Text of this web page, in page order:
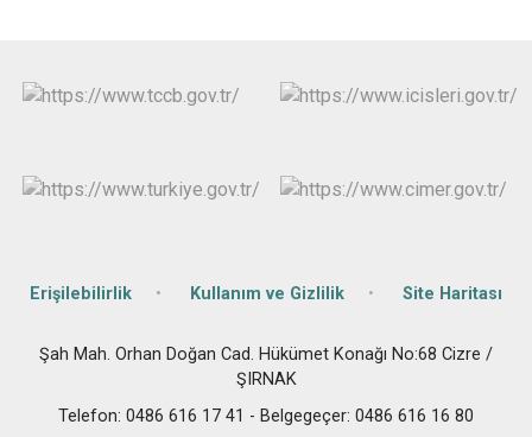
Erişilebilirlik Kullanım ve Gizlilik Site Haritası
Şah Mah. Orhan Doğan Cad. Hükümet Konağı No:68 Cizre /
ŞIRNAK
Telefon: 0486 616 17 41 - Belgegeçer: 0486 616 16 80